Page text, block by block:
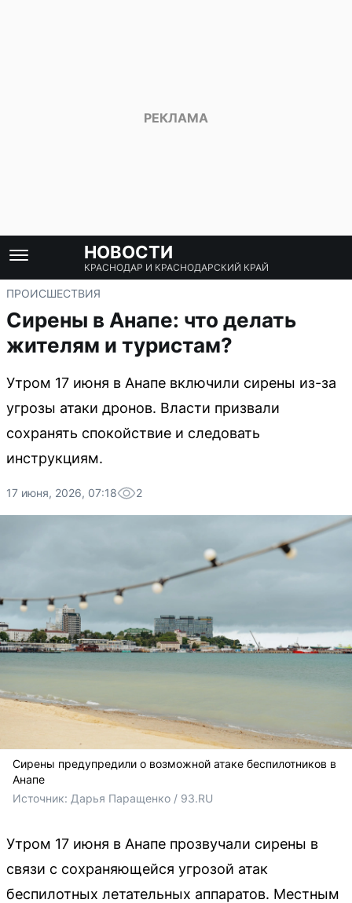
НОВОСТИ
КРАСНОДАР И КРАСНОДАРСКИЙ КРАЙ
ПРОИСШЕСТВИЯ
Сирены в Анапе: что делать
жителям и туристам?
Утром 17 июня в Анапе включили сирены из-за
угрозы атаки дронов. Власти призвали
сохранять спокойствие и следовать
инструкциям.
17 июня, 2026, 07:18 2
Сирены предупредили о возможной атаке беспилотников в
Анапе
Источник: Дарья Паращенко / 93.RU
Утром 17 июня в Анапе прозвучали сирены в
связи с сохраняющейся угрозой атак
беспилотных летательных аппаратов. Местным